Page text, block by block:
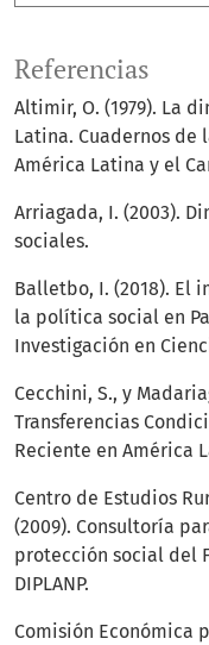
Referencias
Altimir, O. (1979). La
Latina. Cuadernos de
América Latina y el
Arriagada, I. (2003).
sociales.
Balletbo, I. (2018). El
la política social en
Investigación en
Cecchini, S., y
Transferencias
Reciente en América
Centro de Estudios
(2009). Consultoría
protección social del
DIPLANP.
Comisión Económica